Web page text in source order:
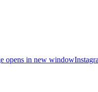
opens in new window